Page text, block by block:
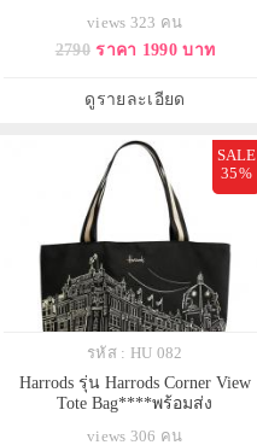
views 323 คน
2790 ราคา 1990 บาท
ดูรายละเอียด
SALE
35%
รหัส : HU 082
Harrods รุ่น Harrods Corner View
Tote Bag****พร้อมส่ง
views 306 คน